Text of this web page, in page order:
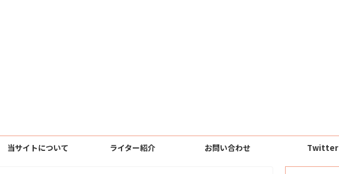
当サイトについて ライター紹介 お問い合わせ Twitter